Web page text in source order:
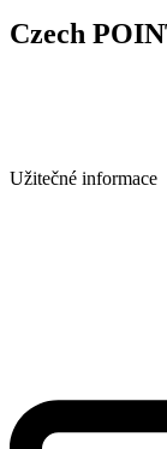
Czech
Užitečné informace